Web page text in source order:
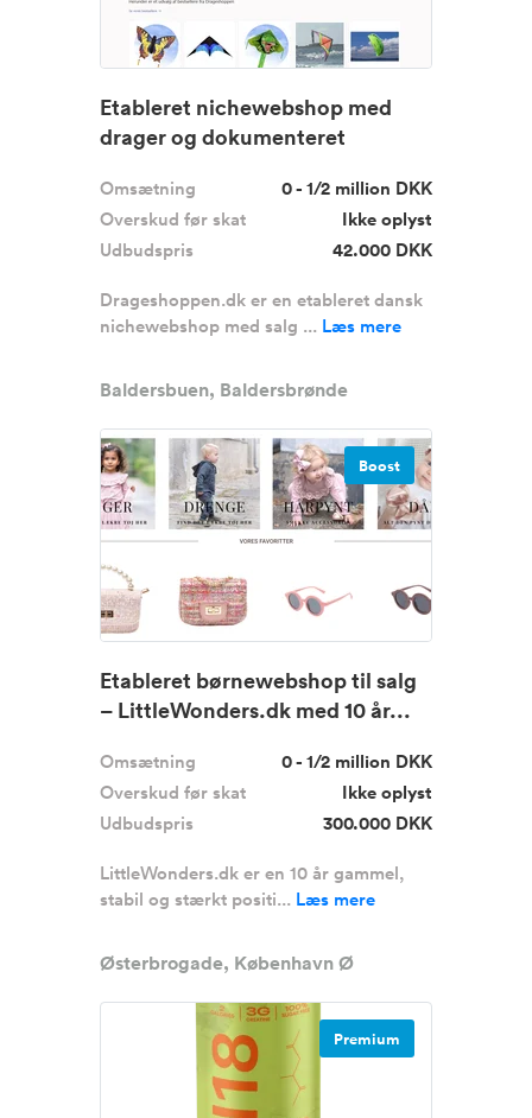
Etableret nichewebshop med
drager og dokumenteret
Omsætning
0 - 1/2 million DKK
Overskud før skat
Ikke oplyst
Udbudspris
42.000 DKK
Drageshoppen.dk er en etableret dansk
nichewebshop med salg ... Læs mere
Baldersbuen, Baldersbrønde
Boost
Etableret børnewebshop til salg
– LittleWonders.dk med 10 år...
Omsætning
0 - 1/2 million DKK
Overskud før skat
Ikke oplyst
Udbudspris
300.000 DKK
LittleWonders.dk er en 10 år gammel,
stabil og stærkt positi... Læs mere
Østerbrogade, København Ø
Premium